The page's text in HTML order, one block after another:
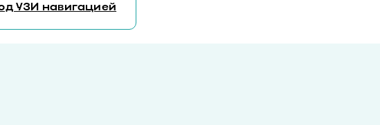
УЗИ навигацией